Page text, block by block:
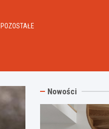
POZOSTAŁE
Nowości